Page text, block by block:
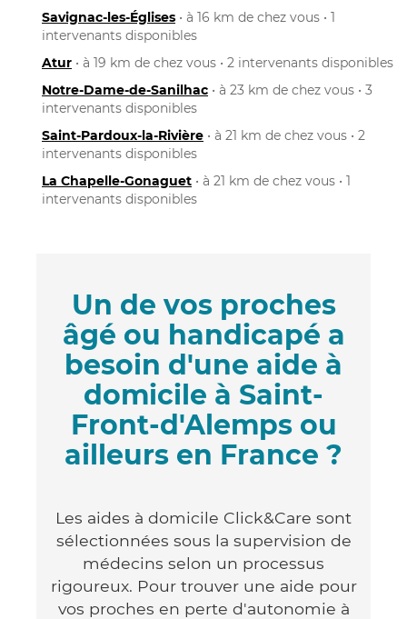
Savignac-les-Églises • à 16 km de chez vous • 1
intervenants disponibles
Atur • à 19 km de chez vous • 2 intervenants disponibles
Notre-Dame-de-Sanilhac • à 23 km de chez vous • 3
intervenants disponibles
Saint-Pardoux-la-Rivière • à 21 km de chez vous • 2
intervenants disponibles
La Chapelle-Gonaguet • à 21 km de chez vous • 1
intervenants disponibles
Un de vos proches
âgé ou handicapé a
besoin d'une aide à
domicile à Saint-
Front-d'Alemps ou
ailleurs en France ?
Les aides à domicile Click&Care sont
sélectionnées sous la supervision de
médecins selon un processus
rigoureux. Pour trouver une aide pour
vos proches en perte d'autonomie à